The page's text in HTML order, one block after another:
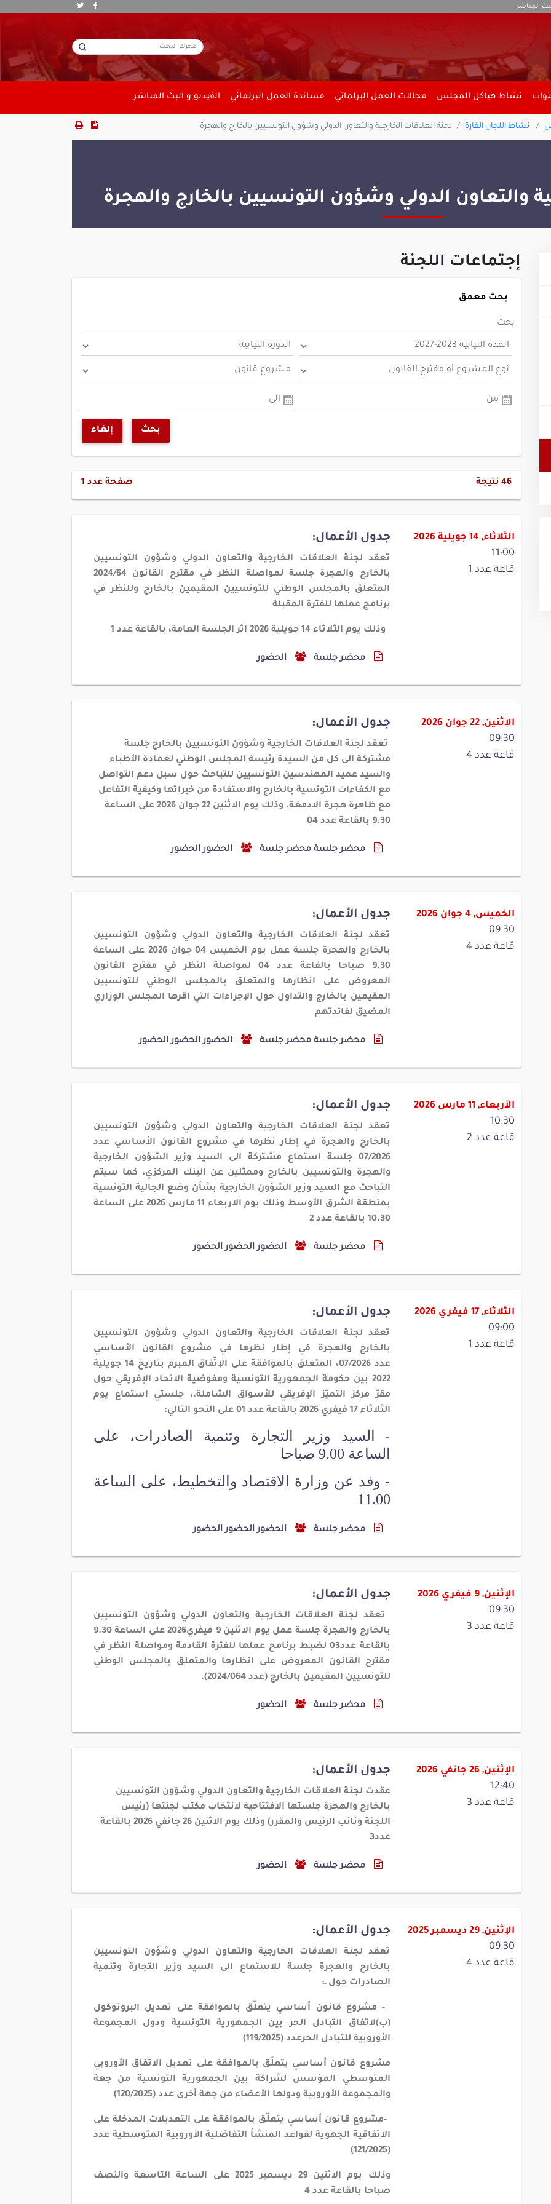
المباشر
نشاط هياكل المجلس مجالات العمل البرلماني مساندة العمل البرلماني الفيديو و البث المباشر
نشاط اللجان القارة لجنة العلاقات الخارجية والتعاون الدولي وشؤون التونسيين بالخارج والهجرة
والتعاون الدولي وشؤون التونسيين بالخارج والهجرة
إجتماعات اللجنة
بحث معمق
بحث
من إلى
بحث إلغاء
46 نتيجة صفحة عدد 1
الثلاثاء, 14 جويلية 2026
11:00
قاعة عدد 1
جدول الأعمال:
تعقد لجنة العلاقات الخارجية والتعاون الدولي وشؤون التونسيين
بالخارج والهجرة جلسة لمواصلة النظر في مقترح القانون 2024/64
المتعلق بالمجلس الوطني للتونسيين المقيمين بالخارج وللنظر في
برنامج عملها للفترة المقبلة
وذلك يوم الثلاثاء 14 جويلية 2026 اثر الجلسة العامة، بالقاعة عدد 1
محضر جلسة الحضور
الإثنين, 22 جوان 2026
09:30
قاعة عدد 4
جدول الأعمال:
تعقد لجنة العلاقات الخارجية وشؤون التونسيين بالخارج جلسة
مشتركة الى كل من السيدة رئيسة المجلس الوطني لعمادة الأطباء
والسيد عميد المهندسين التونسيين للتباحث حول سبل دعم التواصل
مع الكفاءات التونسية بالخارج والاستفادة من خبراتها وكيفية التفاعل
مع ظاهرة هجرة الادمغة. وذلك يوم الاثنين 22 جوان 2026 على الساعة
9.30 بالقاعة عدد 04
محضر جلسة محضر جلسة الحضورالحضور
الخميس, 4 جوان 2026
09:30
قاعة عدد 4
جدول الأعمال:
تعقد لجنة العلاقات الخارجية والتعاون الدولي وشؤون التونسيين
بالخارج والهجرة جلسة عمل يوم الخميس 04 جوان2026 على الساعة
9.30
صباحا بالقاعة عدد04
لمواصلة النظر في مقترح القانون
المعروض على انظارها والمتعلق بالمجلس الوطني للتونسيين
المقيمين بالخارج والتداول حول الإجراءات التي اقرها المجلس الوزاري
المضيق لفائدتهم
محضر جلسة محضر جلسة الحضورالحضورالحضور
الأربعاء, 11 مارس 2026
10:30
قاعة عدد 2
جدول الأعمال:
تعقد لجنة العلاقات الخارجية والتعاون الدولي وشؤون التونسيين
بالخارج والهجرة في إطار نظرها في مشروع القانون الأساسي عدد
07/2026
جلسة استماع مشتركة الى السيد وزير الشؤون الخارجية
والهجرة والتونسيين بالخارج وممثلين عن البنك المركزي، كما سيتم
التباحث مع السيد وزير الشؤون الخارجية بشأن وضع الجالية التونسية
بمنطقة الشرق الأوسط وذلك يوم الاربعاء 11 مارس 2026 على الساعة
10.30 بالقاعة عدد2
محضر جلسة الحضورالحضورالحضور
الثلاثاء, 17 فيفري 2026
09:00
قاعة عدد 1
جدول الأعمال:
تعقد لجنة العلاقات الخارجية والتعاون الدولي وشؤون التونسيين
بالخارج والهجرة في إطار نظرها في مشروع القانون الأساسي
عدد 07/2026، المتعلق بالموافقة على الإتّفاق المبرم بتاريخ 14 جويلية
2022 بين حكومة الجمهورية التونسية ومفوضية الاتحاد الإفريقي حول
مقرّ مركز التميّز الإفريقي للأسواق الشاملة.، جلستي استماع يوم
الثلاثاء 17 فيفري 2026 بالقاعة عدد 01 على النحو التالي:
- السيد وزير التجارة وتنمية الصادرات، على
الساعة 9.00 صباحا
- وفد عن وزارة الاقتصاد والتخطيط، على الساعة
11.00
محضر جلسة الحضورالحضورالحضور
الإثنين, 9 فيفري 2026
09:30
قاعة عدد 3
جدول الأعمال:
تعقد لجنة العلاقات الخارجية والتعاون الدولي وشؤون التونسيين
بالخارج والهجرة جلسة عمل يوم الاثنين 9 فيفري2026 على الساعة 9.30
بالقاعة عدد03 لضبط برنامج عملها للفترة القادمة ومواصلة النظر في
مقترح القانون المعروض على انظارها والمتعلق بالمجلس الوطني
للتونسيين المقيمين بالخارج (عدد 2024/064).
محضر جلسة الحضور
الإثنين, 26 جانفي 2026
12:40
قاعة عدد 3
جدول الأعمال:
عقدت لجنة العلاقات الخارجية والتعاون الدولي وشؤون التونسيين
بالخارج والهجرة جلستها الافتتاحية لانتخاب مكتب لجنتها (رئيس
اللجنة ونائب الرئيس والمقرر
) وذلك يوم الاثنين 26 جانفي 2026 بالقاعة
عدد3
محضر جلسة الحضور
الإثنين, 29 ديسمبر 2025
09:30
قاعة عدد 4
جدول الأعمال:
تعقد لجنة العلاقات الخارجية والتعاون الدولي وشؤون التونسيين
بالخارج والهجرة جلسة للاستماع الى السيد وزير التجارة وتنمية
الصادرات حولـ:
-مشروع قانون أساسي يتعلّق بالموافقة على تعديل البروتوكول
(ب)لاتفاق التبادل الحر بين الجمهورية التونسية ودول المجموعة
الأوروبية للتبادل الحرعدد (119/2025)
مشروع قانون أساسي يتعلّق بالموافقة على تعديل الاتفاق الأوروبي
المتوسطي المؤسس لشراكة بين الجمهورية التونسية من جهة
والمجموعة الأوروبية ودولها الأعضاء من جهة أخرى عدد (120/2025)
-مشروع قانون أساسي يتعلّق بالموافقة على التعديلات المدخلة على
الاتفاقية الجهوية لقواعد المنشأ التفاضلية الأوروبية المتوسطية عدد
(121/2025)
وذلك يوم الاثنين 29 ديسمبر 2025 على الساعة التاسعة والنصف
صباحا بالقاعة عدد 4